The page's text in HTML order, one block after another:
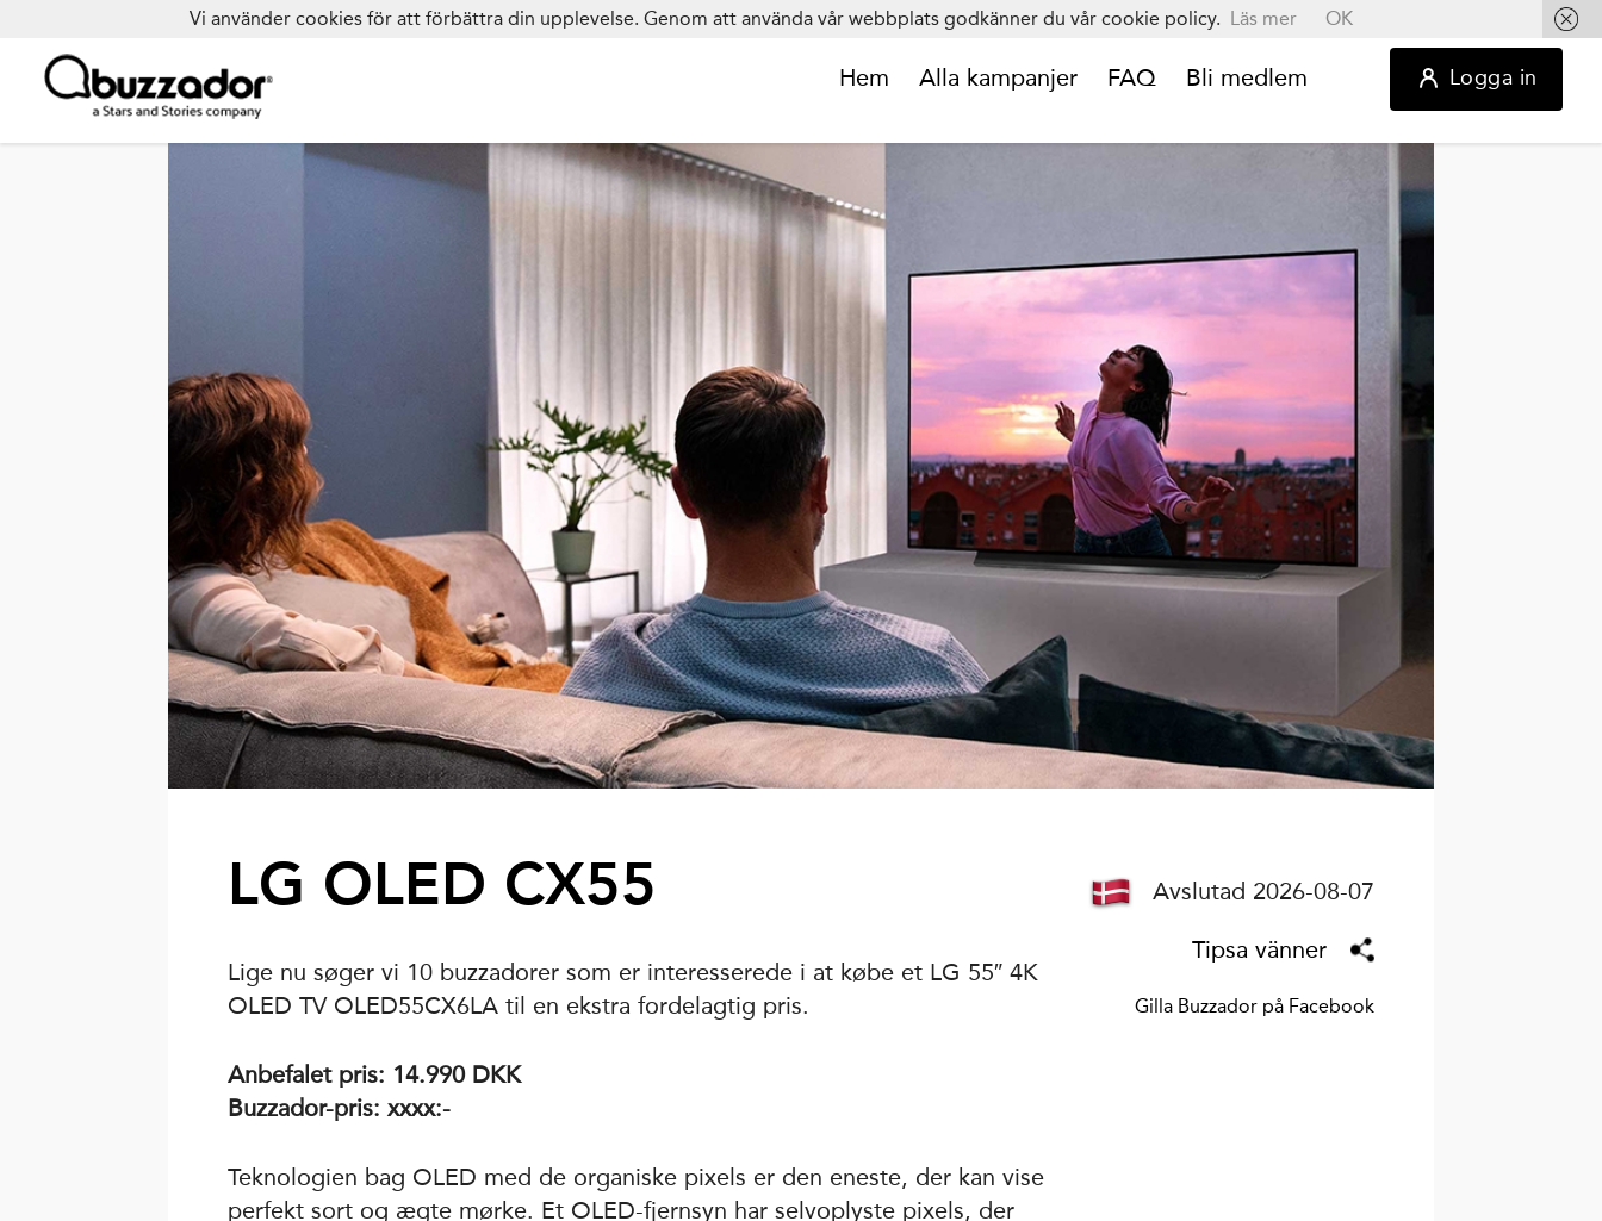
Hem Alla kampanjer FAQ Bli medlem Logga in
LG OLED CX55
Lige nu søger vi 10 buzzadorer som er interesserede i at købe et LG 55″ 4K
OLED TV OLED55CX6LA til en ekstra fordelagtig pris.
Anbefalet pris: 14.990 DKK
Buzzador-pris: xxxx:-
Teknologien bag OLED med de organiske pixels er den eneste, der kan vise
perfekt sort og ægte mørke. Et OLED-fjernsyn har selvoplyste pixels, der
Avslutad 2026-08-07
Tipsa vänner
Gilla Buzzador på Facebook
Vi använder cookies för att förbättra din upplevelse. Genom att använda vår webbplats godkänner du vår cookie policy. Läs mer OK